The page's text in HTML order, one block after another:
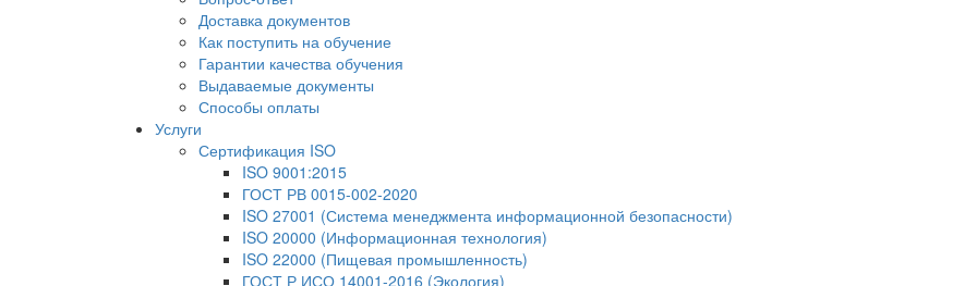
Доставка документов
Как поступить на обучение
Гарантии качества обучения
Выдаваемые документы
Способы оплаты
Услуги
Сертификация ISO
ISO 9001:2015
ГОСТ РВ 0015-002-2020
ISO 27001 (Система менеджмента информационной безопасности)
ISO 20000 (Информационная технология)
ISO 22000 (Пищевая промышленность)
ГОСТ Р ИСО 14001-2016 (Экология)